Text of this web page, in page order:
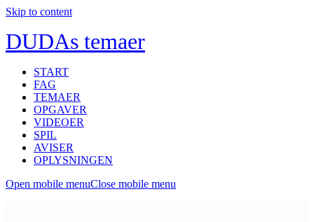
Skip to content
DUDAs temaer
START
FAG
TEMAER
OPGAVER
VIDEOER
SPIL
AVISER
OPLYSNINGEN
Open mobile menuClose mobile menu